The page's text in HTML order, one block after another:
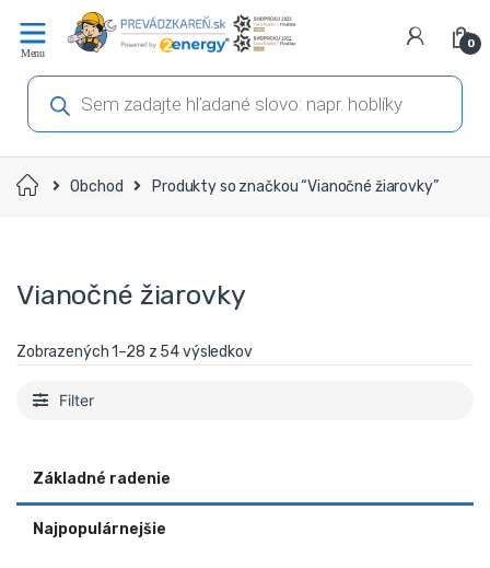
navigáciu
obsah
0
Products
search
Domov Obchod Produkty so značkou “Vianočné žiarovky”
Vianočné žiarovky
Zobrazených 1–54 z 54 výsledkov
Filter
Základné radenie
Najpopulárnejšie